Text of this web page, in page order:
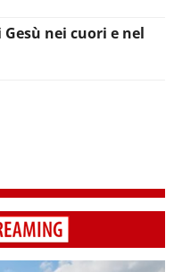
nei cuori e nel